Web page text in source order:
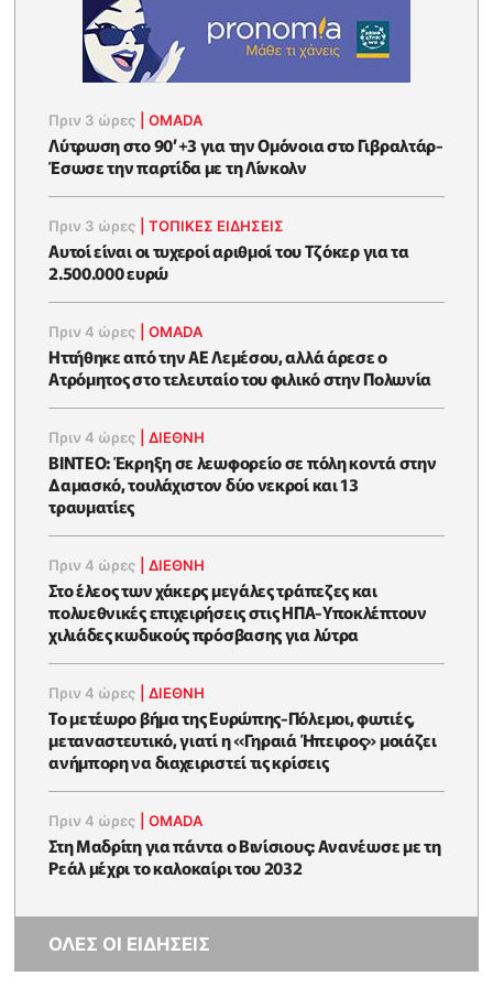
Πριν 3 ώρες |OMADA
Λύτρωση στο 90’+3 για την Ομόνοια στο Γιβραλτάρ-
Έσωσε την παρτίδα με τη Λίνκολν
Πριν 3 ώρες |ΤΟΠΙΚΕΣ ΕΙΔΗΣΕΙΣ
Αυτοί είναι οι τυχεροί αριθμοί του Τζόκερ για τα
2.500.000 ευρώ
Πριν 4 ώρες |OMADA
Ηττήθηκε από την ΑΕ Λεμέσου, αλλά άρεσε ο
Ατρόμητος στο τελευταίο του φιλικό στην Πολωνία
Πριν 4 ώρες |ΔΙΕΘΝΗ
ΒΙΝΤΕΟ: Έκρηξη σε λεωφορείο σε πόλη κοντά στην
Δαμασκό, τουλάχιστον δύο νεκροί και 13
τραυματίες
Πριν 4 ώρες |ΔΙΕΘΝΗ
Στο έλεος των χάκερς μεγάλες τράπεζες και
πολυεθνικές επιχειρήσεις στις ΗΠΑ-Υποκλέπτουν
χιλιάδες κωδικούς πρόσβασης για λύτρα
Πριν 4 ώρες |ΔΙΕΘΝΗ
Το μετέωρο βήμα της Ευρώπης-Πόλεμοι, φωτιές,
μεταναστευτικό, γιατί η «Γηραιά Ήπειρος» μοιάζει
ανήμπορη να διαχειριστεί τις κρίσεις
Πριν 4 ώρες |OMADA
Στη Μαδρίτη για πάντα ο Βινίσιους: Ανανέωσε με τη
Ρεάλ μέχρι το καλοκαίρι του 2032
ΟΛΕΣ ΟΙ ΕΙΔΗΣΕΙΣ